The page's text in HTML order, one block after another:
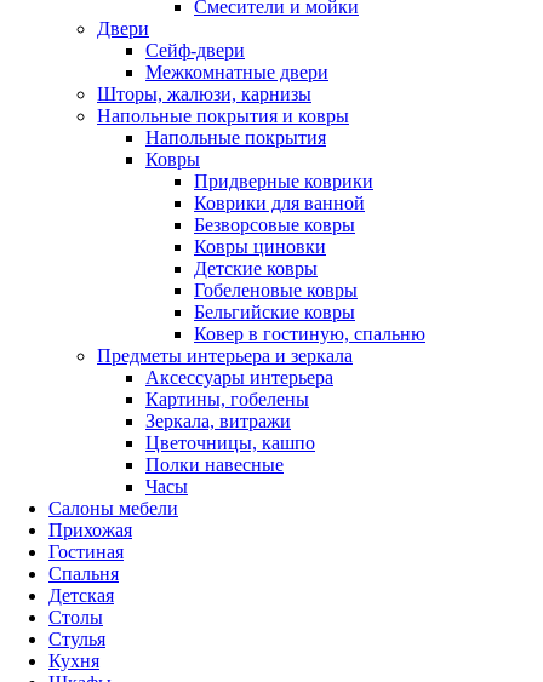
Смесители и мойки
Двери
Сейф-двери
Межкомнатные двери
Шторы, жалюзи, карнизы
Напольные покрытия и ковры
Напольные покрытия
Ковры
Придверные коврики
Коврики для ванной
Безворсовые ковры
Ковры циновки
Детские ковры
Гобеленовые ковры
Бельгийские ковры
Ковер в гостиную, спальню
Предметы интерьера и зеркала
Аксессуары интерьера
Картины, гобелены
Зеркала, витражи
Цветочницы, кашпо
Полки навесные
Часы
Салоны мебели
Прихожая
Гостиная
Спальня
Детская
Столы
Стулья
Кухня